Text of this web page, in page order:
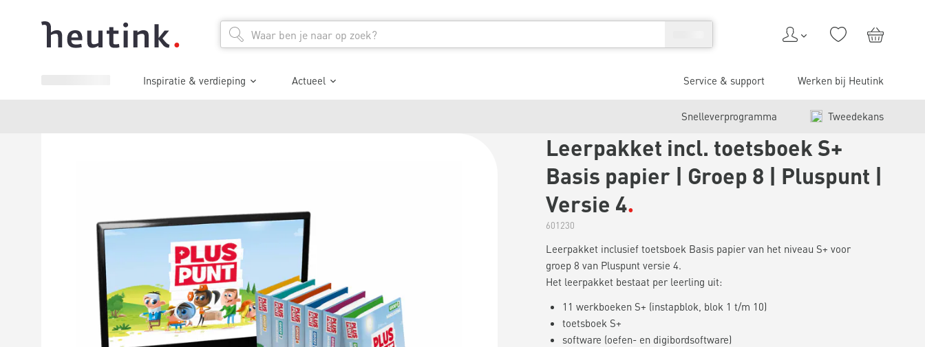
Inspiratie & verdieping Actueel Service & support Werken bij Heutink
Snelleverprogramma Tweedekans
Leerpakket incl. toetsboek S+
Basis papier | Groep 8 | Pluspunt |
Versie 4
601230
Leerpakket inclusief toetsboek Basis papier van het niveau S+ voor
groep 8 van Pluspunt versie 4.
Het leerpakket bestaat per leerling uit:
11 werkboeken S+ (instapblok, blok 1 t/m 10)
toetsboek S+
software (oefen- en digibordsoftware)